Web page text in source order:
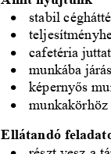
•
stabil
•
•
cafetéria
•
munkába
•
képernyős
•
munkakörhöz
Ellátandó
•
részt vesz a